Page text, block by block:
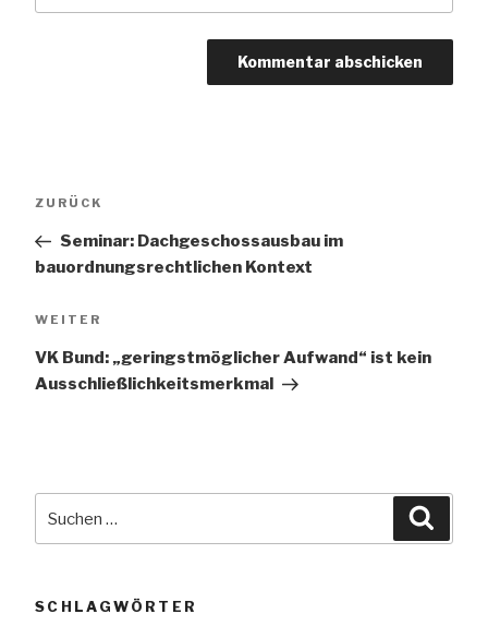
Vorheriger
ZURÜCK
Seminar: Dachgeschossausbau im
bauordnungsrechtlichen Kontext
Nächster
WEITER
VK Bund: „geringstmöglicher Aufwand“ ist kein
Ausschließlichkeitsmerkmal
nach:
SCHLAGWÖRTER